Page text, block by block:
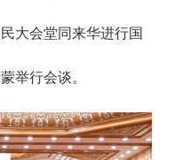
大会堂同来华进行国
举行会谈。